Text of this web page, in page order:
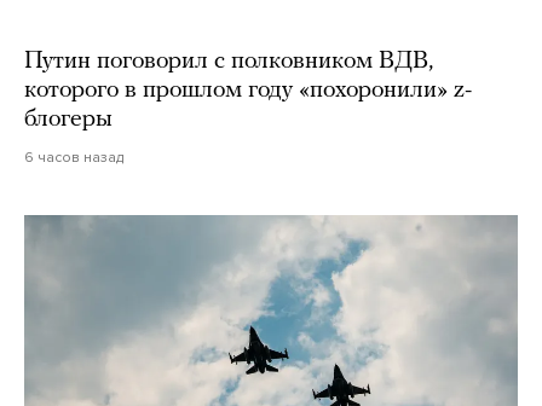
Путин поговорил с полковником ВДВ,
которого в прошлом году «похоронили» z-
блогеры
6 часов назад